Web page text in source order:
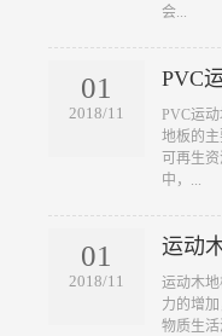
会...
01
2018/11
PVC
​PVC运
地板的
可再生
中，...
01
2018/11
运动
运动木
力的增
物质生活